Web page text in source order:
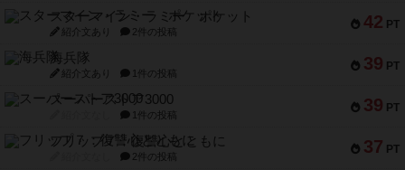
42 PT
スターマイン・ラミー ポケット
紹介文あり 2件の投稿
39 PT
海兵隊
紹介文あり 1件の投稿
39 PT
スーパーストア3000
1件の投稿
37 PT
フリップ７：復讐心とともに
2件の投稿